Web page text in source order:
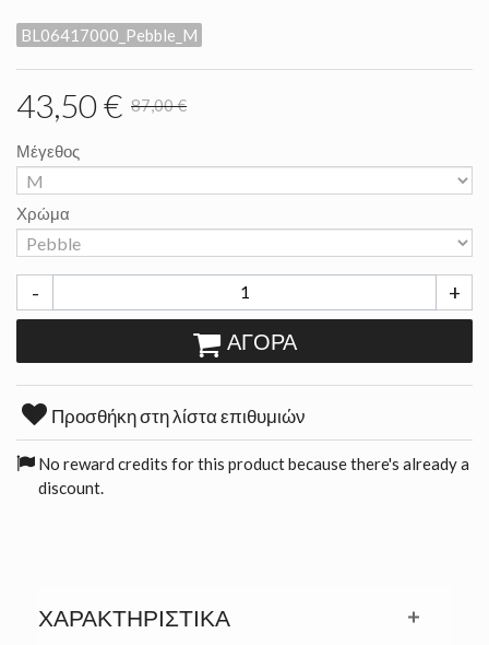
BL06417000_Pebble_M
43,50 € 87,00 €
Μέγεθος
Χρώμα
- +
ΑΓΟΡΆ
Προσθήκη στη λίστα επιθυμιών
No reward credits for this product because there's already a
discount.
ΧΑΡΑΚΤΗΡΙΣΤΙΚΆ